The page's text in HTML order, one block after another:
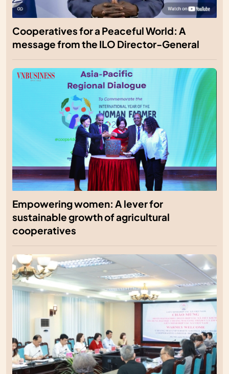
Cooperatives for a Peaceful World: A
message from the ILO Director-General
Empowering women: A lever for
sustainable growth of agricultural
cooperatives